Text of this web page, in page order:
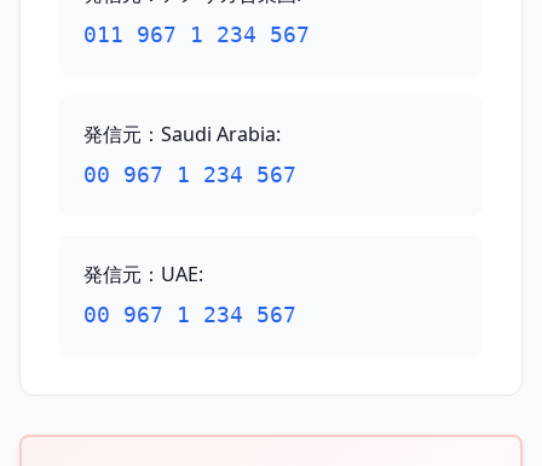
011 967 1 234 567
発信元：Saudi Arabia:
00 967 1 234 567
発信元：UAE:
00 967 1 234 567